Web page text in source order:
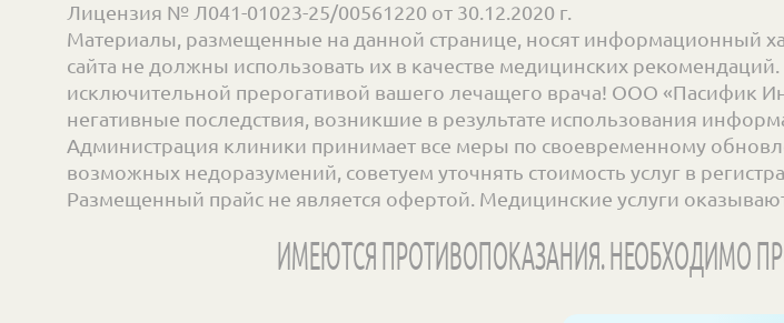
Лицензия № Л041-01023-25/00561220 от 30.12.2020 г.
Материалы, размещенные на данной странице, носят информационный
сайта не должны использовать их в качестве медицинских
исключительной прерогативой вашего лечащего врача! ООО «Пасифик
негативные последствия, возникшие в результате использования
Администрация клиники принимает все меры по своевременному
возможных недоразумений, советуем уточнять стоимость услуг в
Размещенный прайс не является офертой. Медицинские услуги
ИМЕЮТСЯ ПРОТИВОПОКАЗАНИЯ. НЕОБХОДИМО